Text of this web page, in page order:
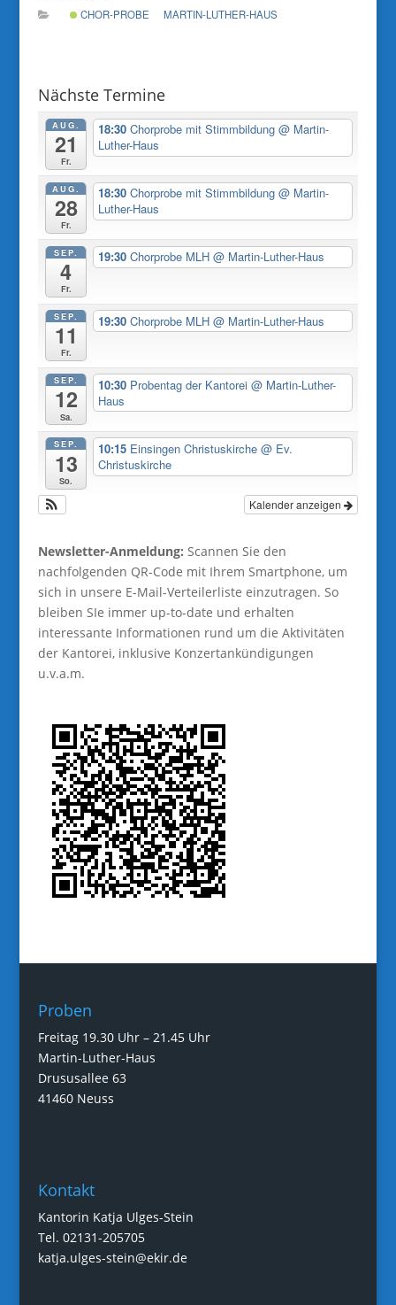
CHOR-PROBE MARTIN-LUTHER-HAUS
Nächste Termine
AUG.
21
Fr.
18:30Chorprobe mit Stimmbildung@ Martin-
Luther-Haus
AUG.
28
Fr.
18:30Chorprobe mit Stimmbildung@ Martin-
Luther-Haus
SEP.
4
Fr.
19:30Chorprobe MLH@ Martin-Luther-Haus
SEP.
11
Fr.
19:30Chorprobe MLH@ Martin-Luther-Haus
SEP.
12
Sa.
10:30 Probentag der Kantorei@ Martin-Luther-
Haus
SEP.
13
So.
10:15 Einsingen Christuskirche@ Ev.
Christuskirche
Kalender anzeigen
Newsletter-Anmeldung: Scannen Sie den
nachfolgenden QR-Code mit Ihrem Smartphone, um
sich in unsere E-Mail-Verteilerliste einzutragen. So
bleiben SIe immer up-to-date und erhalten
interessante Informationen rund um die Aktivitäten
der Kantorei, inklusive Konzertankündigungen
u.v.a.m.
Proben
Freitag 19.30 Uhr – 21.45 Uhr
Martin-Luther-Haus
Drususallee 63
41460 Neuss
Kontakt
Kantorin Katja Ulges-Stein
Tel. 02131-205705
katja.ulges-stein@ekir.de